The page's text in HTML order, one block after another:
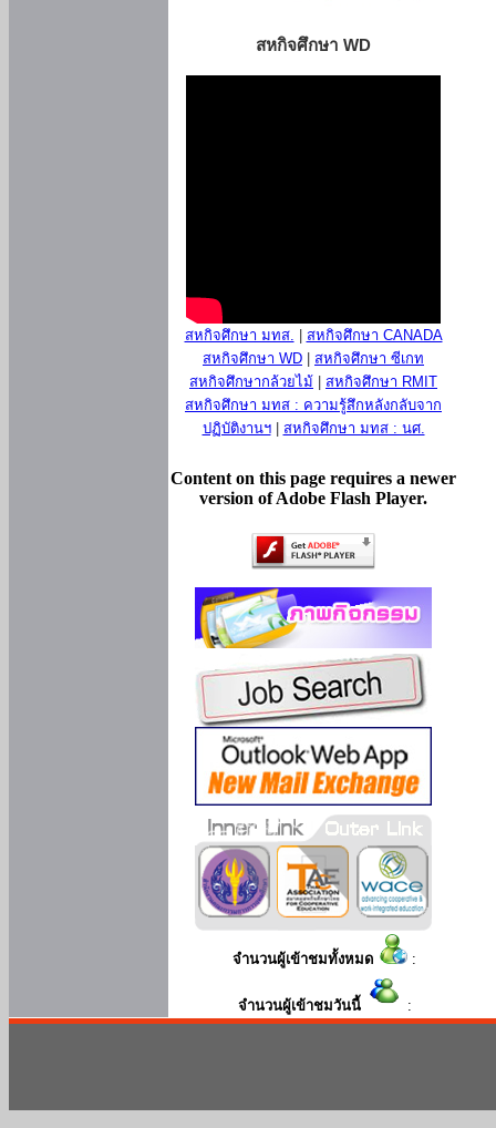
สหกิจศึกษา WD
สหกิจศึกษา มทส.
สหกิจศึกษา CANADA
สหกิจศึกษา WD
สหกิจศึกษา ซีเกท
สหกิจศึกษากล้วยไม้
สหกิจศึกษา RMIT
สหกิจศึกษา มทส : ความรู้สึกหลังกลับจาก
ปฏิบัติงานฯ| สหกิจศึกษา มทส : นศ.
Content on this page requires a newer
version of Adobe Flash Player.
จำนวนผู้เข้าชมทั้งหมด :
จำนวนผู้เข้าชมวันนี้ :